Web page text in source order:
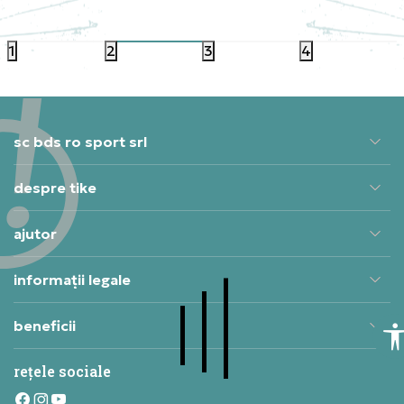
RON
1 2 3 4
sc bds ro sport srl
despre tike
ajutor
informații legale
beneficii
rețele sociale